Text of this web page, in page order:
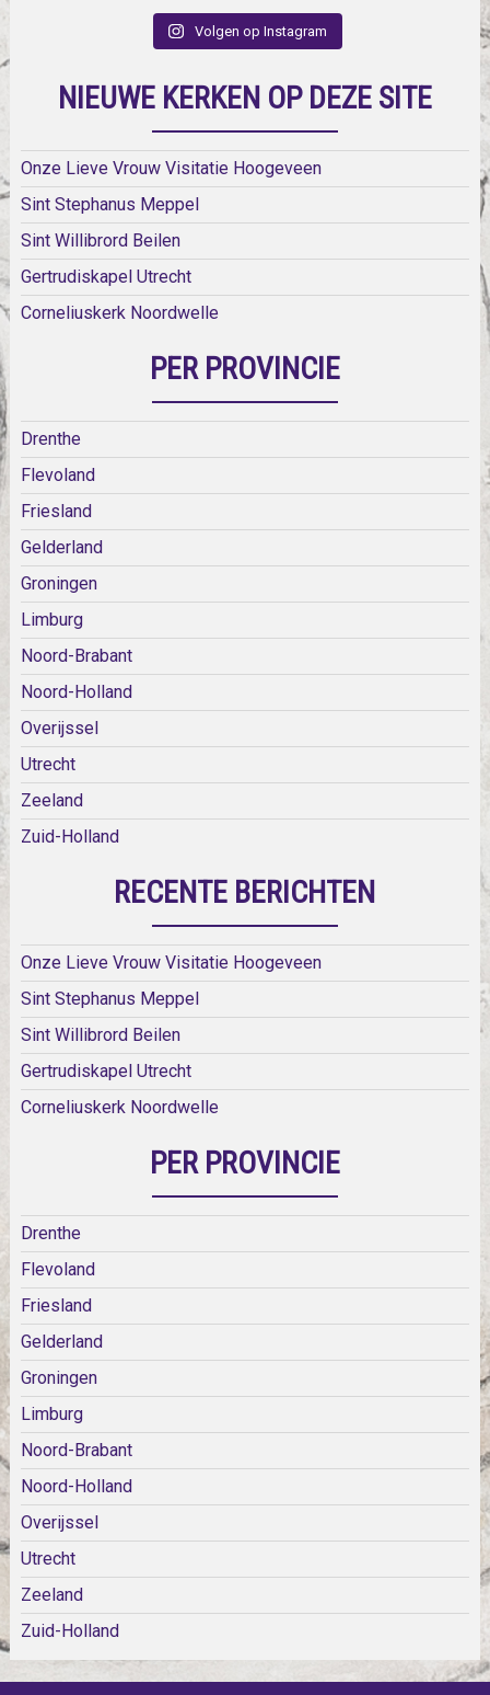
Volgen op Instagram
NIEUWE KERKEN OP DEZE SITE
Onze Lieve Vrouw Visitatie Hoogeveen
Sint Stephanus Meppel
Sint Willibrord Beilen
Gertrudiskapel Utrecht
Corneliuskerk Noordwelle
PER PROVINCIE
Drenthe
Flevoland
Friesland
Gelderland
Groningen
Limburg
Noord-Brabant
Noord-Holland
Overijssel
Utrecht
Zeeland
Zuid-Holland
RECENTE BERICHTEN
Onze Lieve Vrouw Visitatie Hoogeveen
Sint Stephanus Meppel
Sint Willibrord Beilen
Gertrudiskapel Utrecht
Corneliuskerk Noordwelle
PER PROVINCIE
Drenthe
Flevoland
Friesland
Gelderland
Groningen
Limburg
Noord-Brabant
Noord-Holland
Overijssel
Utrecht
Zeeland
Zuid-Holland